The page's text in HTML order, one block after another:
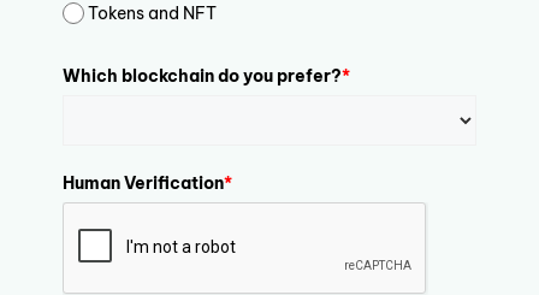
Tokens and NFT
Which blockchain do you prefer?*
Human Verification*